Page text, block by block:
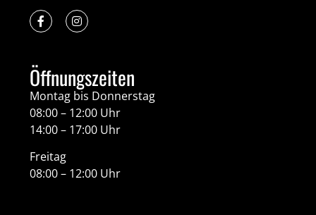
Öffnungszeiten
Montag bis Donnerstag
08:00 – 12:00 Uhr
14:00 – 17:00 Uhr
Freitag
08:00 – 12:00 Uhr